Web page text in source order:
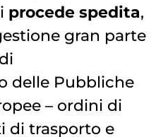
procede spedita,
gran parte
delle Pubbliche
– ordini di
di trasporto e